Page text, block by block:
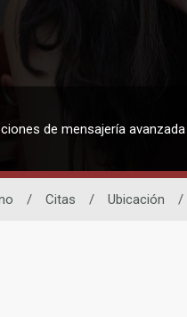
de mensajería avanzada
/ Citas / Ubicación /